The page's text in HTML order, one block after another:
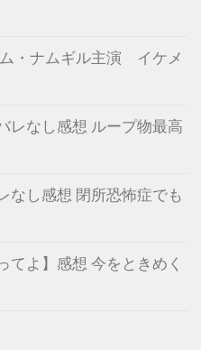
・ナムギル主演 イケメ
レなし感想 ループ物最高
なし感想 閉所恐怖症でも
てよ】感想 今をときめく